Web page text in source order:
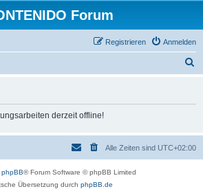
Forum
Anmelden
Registrieren
derzeit offline!
Alle Zeiten sind UTC+02:00
phpBB® Forum Software © phpBB Limited
Übersetzung durch phpBB.de